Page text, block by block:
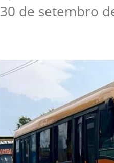
30 de setembro